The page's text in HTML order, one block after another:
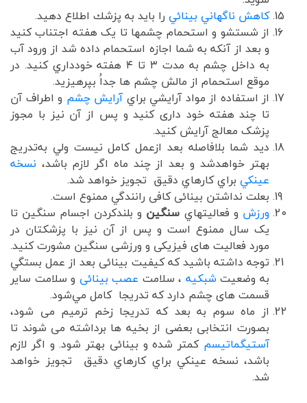
كاهش ناگهاني بينائي را بايد به پزشك اطلاع دهيد.
از شستشو و استحمام چشمها تا یک هفته اجتناب کنید
و بعد از آنكه به شما اجازه استحمام داده شد از ورود آب
به داخل چشم به مدت ۳ تا ۴ هفته خودداري كنيد. در
موقع استحمام از مالش چشم ها جداُ بپرهیزید.
از استفاده از مواد آرايشي برايآرایش چشم و اطراف آن
تا چند هفته خود داری کنید و پس از آن نیز با مجوز
پزشک معالج آرایش کنید.
ديد شما بلافاصله بعد ازعمل كامل نیست ولي به‌تدريج
بهتر خواهد‌شد و بعد از چند‌ ماه اگر لازم باشد، نسخه
عينكي براي كارهاي دقيق تجويز خواهد شد.
بعلت نداشتن بینائی کافی رانندگي ممنوع است.
ورزش و فعاليتهاي سنگين و بلندكردن اجسام سنگين تا
یک سال ممنوع است و پس از آن نیز با پزشکتان در
مورد فعالیت های فیزیکی و ورزشی سنگین مشورت کنید.
توجه داشته باشيد كه كيفيت بینائی بعد از عمل بستگي
به وضعيتشبكيه ، سلامت عصب بینائی و سلامت سایر
قسمت های چشم دارد که تدریجا كامل مي‌شود.
از ماه سوم به بعد که تدریجا زخم ترمیم می شود،
بصورت انتخابی بعضی از بخیه ها برداشته می شوند تا
آستیگماتیسمکمتر شده و بینائی بهتر شود. و اگر لازم
باشد، نسخه عينكي براي كارهاي دقيق تجويز خواهد
شد.